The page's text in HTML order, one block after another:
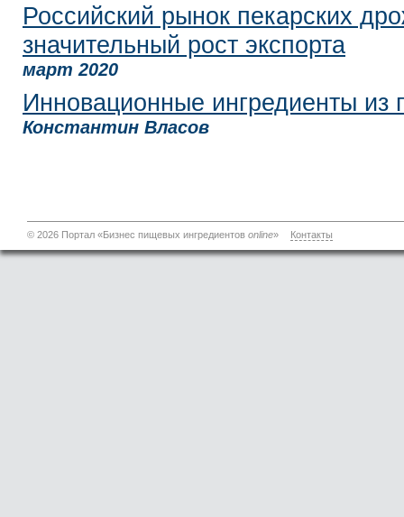
Российский рынок пекарских
значительный рост экспорта
март 2020
Инновационные ингредиенты из
Константин Власов
© 2026 Портал «Бизнес пищевых ингредиентов online» Контакты